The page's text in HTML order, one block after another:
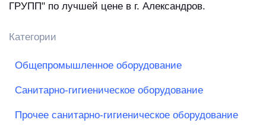
ГРУПП" по лучшей цене в г. Александров.
Категории
Общепромышленное оборудование
Санитарно-гигиеническое оборудование
Прочее санитарно-гигиеническое оборудование